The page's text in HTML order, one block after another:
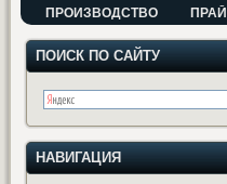
ПРОИЗВОДСТВО
ПОИСК ПО САЙТУ
НАВИГАЦИЯ